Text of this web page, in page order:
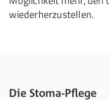
wiederherzustellen.
Die Stoma-Pflege